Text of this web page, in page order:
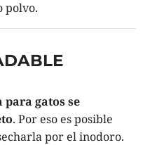
polvo.
para gatos se
. Por eso es posible
por el inodoro.